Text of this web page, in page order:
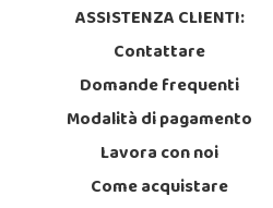
ASSISTENZA CLIENTI:
Contattare
Domande frequenti
Modalità di pagamento
Lavora con noi
Come acquistare